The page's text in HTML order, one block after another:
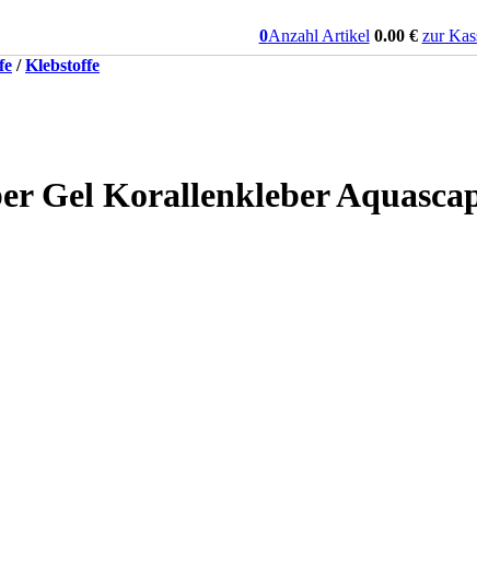
0Anzahl Artikel 0.00€ zur
/Klebstoffe
Gel Korallenkleber